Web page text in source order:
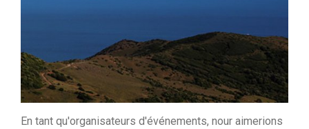
En tant qu'organisateurs d'événements, nour aimerions